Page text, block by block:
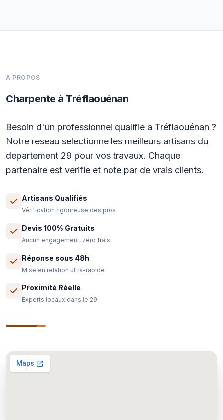
A PROPOS
Charpente à Tréflaouénan
Besoin d'un professionnel qualifie a Tréflaouénan ?
Notre reseau selectionne les meilleurs artisans du
departement 29 pour vos travaux. Chaque
partenaire est verifie et note par de vrais clients.
Artisans Qualifiés
Vérification rigoureuse des pros
Devis 100% Gratuits
Aucun engagement, zéro frais
Réponse sous 48h
Mise en relation ultra-rapide
Proximité Réelle
Experts locaux dans le 29